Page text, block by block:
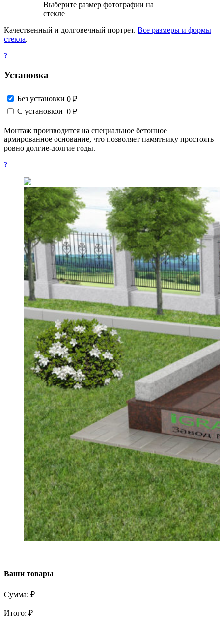
Выберите размер фотографии на
стекле
Качественный и долговечный портрет. Все размеры и формы
стекла.
?
Установка
Без установки 0 ₽
С установкой 0 ₽
Монтаж производится на специальное бетонное
армированное основание, что позволяет памятнику простоять
ровно долгие-долгие годы.
?
Ваши товары
Сумма: ₽
Итого: ₽